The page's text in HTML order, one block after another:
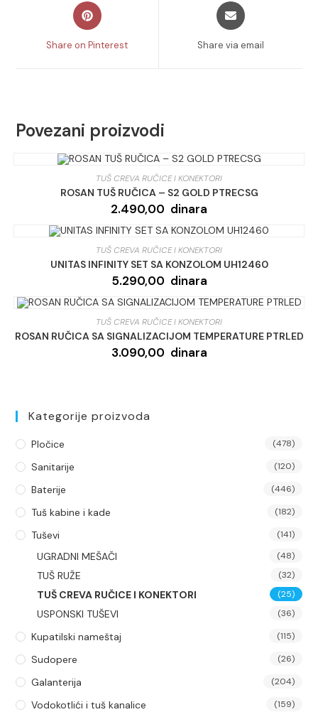
Opens
in
new
Share on Pinterest
Opens
in
new
Share via email
Povezani proizvodi
TUŠ CREVA RUČICE I KONEKTORI
ROSAN TUŠ RUČICA – S2 GOLD PTRECSG
2.490,00 dinara
TUŠ CREVA RUČICE I KONEKTORI
UNITAS INFINITY SET SA KONZOLOM UH12460
5.290,00 dinara
TUŠ CREVA RUČICE I KONEKTORI
ROSAN RUČICA SA SIGNALIZACIJOM TEMPERATURE PTRLED
3.090,00 dinara
Kategorije proizvoda
Pločice (478)
Sanitarije (120)
Baterije (446)
Tuš kabine i kade (182)
Tuševi (141)
UGRADNI MEŠAČI (48)
TUŠ RUŽE (32)
TUŠ CREVA RUČICE I KONEKTORI (25)
USPONSKI TUŠEVI (36)
Kupatilski nameštaj (115)
Sudopere (26)
Galanterija (204)
Vodokotlići i tuš kanalice (159)